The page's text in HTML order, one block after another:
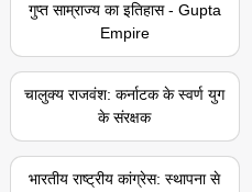
गुप्त साम्राज्य का इतिहास - Gupta
Empire
चालुक्य राजवंश: कर्नाटक के स्वर्ण युग
के संरक्षक
भारतीय राष्ट्रीय कांग्रेस: स्थापना से